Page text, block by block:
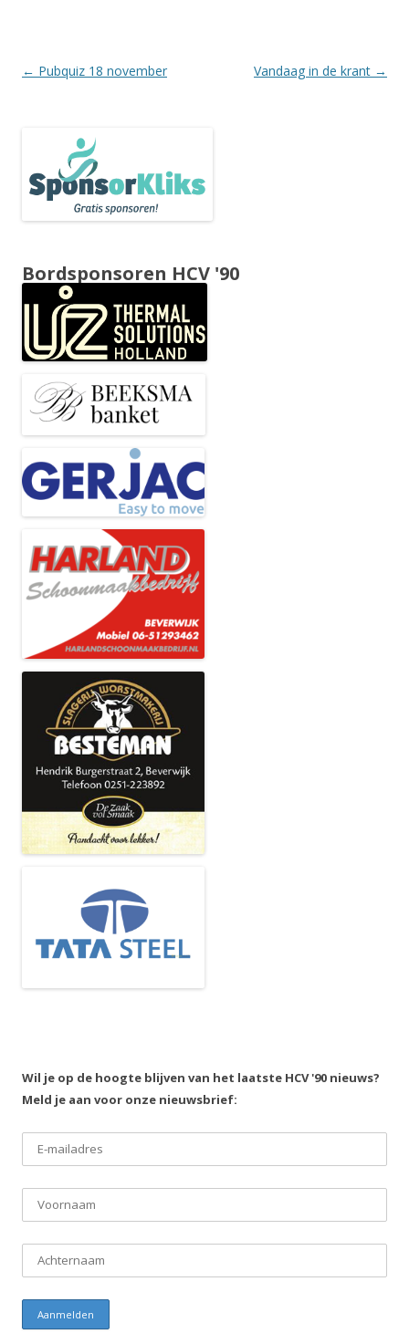
Berichtnavigatie
← Pubquiz 18 november Vandaag in de krant →
Bordsponsoren HCV '90
Wil je op de hoogte blijven van het laatste HCV '90 nieuws?
Meld je aan voor onze nieuwsbrief: